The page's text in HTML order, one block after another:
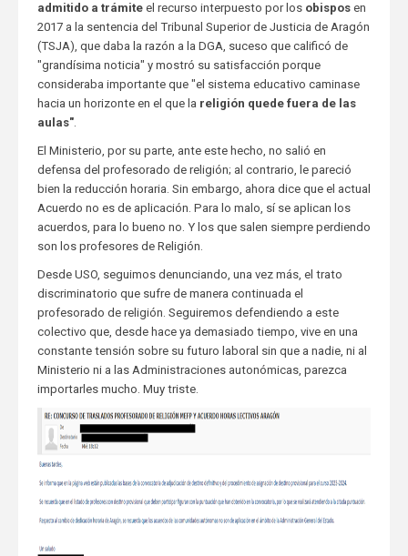
admitido a trámiteel recurso interpuesto por los obispos en
2017 a la sentencia del Tribunal Superior de Justicia de Aragón
(TSJA), que daba la razón a la DGA, suceso que calificó de
"grandísima noticia" y mostró su satisfacción porque
consideraba importante que "el sistema educativo caminase
hacia un horizonte en el que lareligión quede fuera de las
aulas".
El Ministerio, por su parte, ante este hecho, no salió en
defensa del profesorado de religión; al contrario, le pareció
bien la reducción horaria. Sin embargo, ahora dice que el actual
Acuerdo no es de aplicación. Para lo malo, sí se aplican los
acuerdos, para lo bueno no. Y los que salen siempre perdiendo
son los profesores de Religión.
Desde USO, seguimos denunciando, una vez más, el trato
discriminatorio que sufre de manera continuada el
profesorado de religión. Seguiremos defendiendo a este
colectivo que, desde hace ya demasiado tiempo, vive en una
constante tensión sobre su futuro laboral sin que a nadie, ni al
Ministerio ni a las Administraciones autonómicas, parezca
importarles mucho. Muy triste.